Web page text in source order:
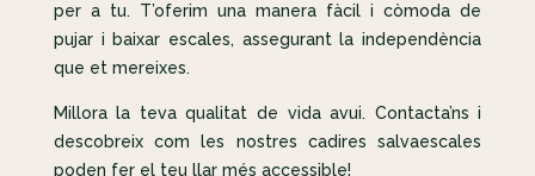
per a tu. T’oferim una manera fàcil i còmoda de
pujar i baixar escales, assegurant la independència
que et mereixes.
Millora la teva qualitat de vida avui. Contacta’ns i
descobreix com les nostres cadires salvaescales
poden fer el teu llar més accessible!